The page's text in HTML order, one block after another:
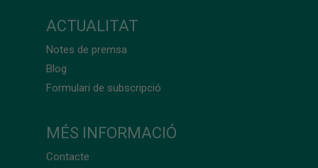
ACTUALITAT
Notes de premsa
Blog
Formulari de subscripció
MÉS INFORMACIÓ
Contacte